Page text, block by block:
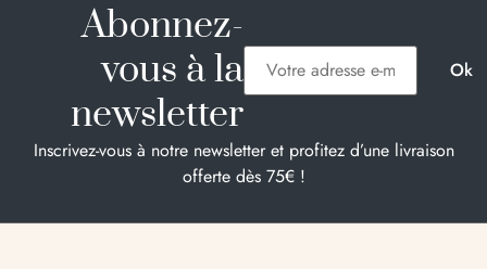
Abonnez-
vous à la
newsletter
Inscrivez-vous à notre newsletter et profitez d’une livraison
offerte dès 75€ !